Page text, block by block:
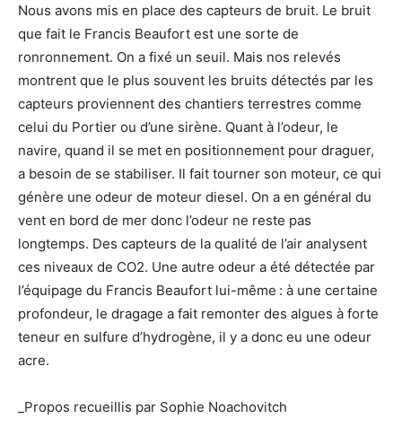
Nous avons mis en place des capteurs de bruit. Le bruit
que fait le Francis Beaufort est une sorte de
ronronnement. On a fixé un seuil. Mais nos relevés
montrent que le plus souvent les bruits détectés par les
capteurs proviennent des chantiers terrestres comme
celui du Portier ou d’une sirène. Quant à l’odeur, le
navire, quand il se met en positionnement pour draguer,
a besoin de se stabiliser. Il fait tourner son moteur, ce qui
génère une odeur de moteur diesel. On a en général du
vent en bord de mer donc l’odeur ne reste pas
longtemps. Des capteurs de la qualité de l’air analysent
ces niveaux de CO2. Une autre odeur a été détectée par
l’équipage du Francis Beaufort lui-même : à une certaine
profondeur, le dragage a fait remonter des algues à forte
teneur en sulfure d’hydrogène, il y a donc eu une odeur
acre.
_Propos recueillis par Sophie Noachovitch